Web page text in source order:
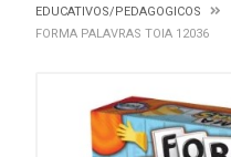
EDUCATIVOS/PEDAGOGICOS
FORMA PALAVRAS TOIA 12036